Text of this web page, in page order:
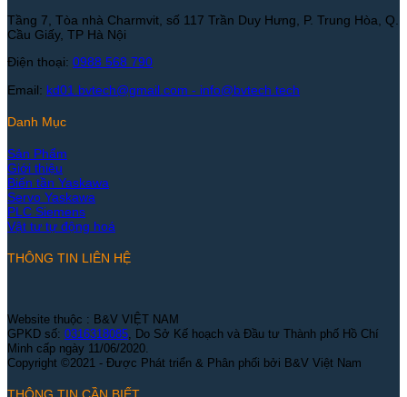
Tầng 7, Tòa nhà Charmvit, số 117 Trần Duy Hưng, P. Trung Hòa, Q.
Cầu Giấy, TP Hà Nội
Điện thoại: 0988 568 790
Email: kd01.bvtech@gmail.com - info@bvtech.tech
Danh Mục
Sản Phẩm
Giới thiệu
Biến tần Yaskawa
Servo Yaskawa
PLC Siemens
Vật tư tự động hoá
THÔNG TIN LIÊN HỆ
Website thuộc : B&V VIỆT NAM
GPKD số: 0316318085, Do Sở Kế hoạch và Đầu tư Thành phố Hồ Chí
Minh cấp ngày 11/06/2020.
Copyright ©2021 - Được Phát triển & Phân phối bởi B&V Việt Nam